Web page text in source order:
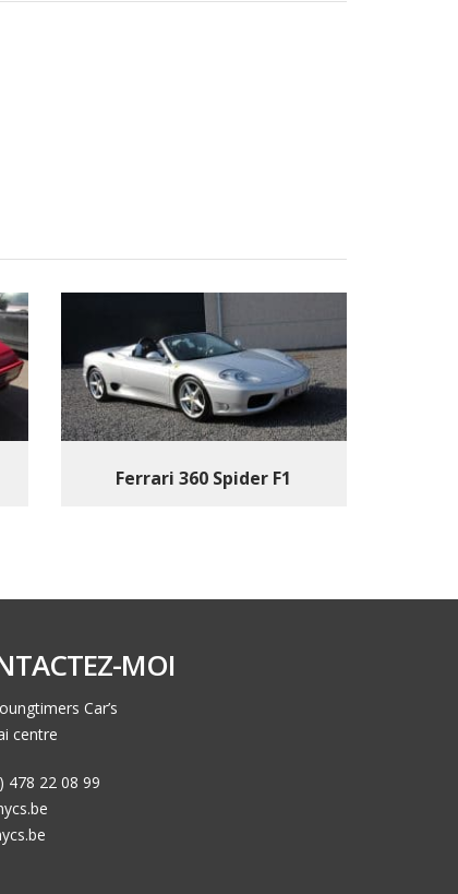
Ferrari 360 Spider F1
MOI
Car’s
centre
478 22 08 99